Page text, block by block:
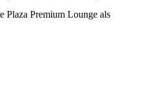
Plaza Premium Lounge als